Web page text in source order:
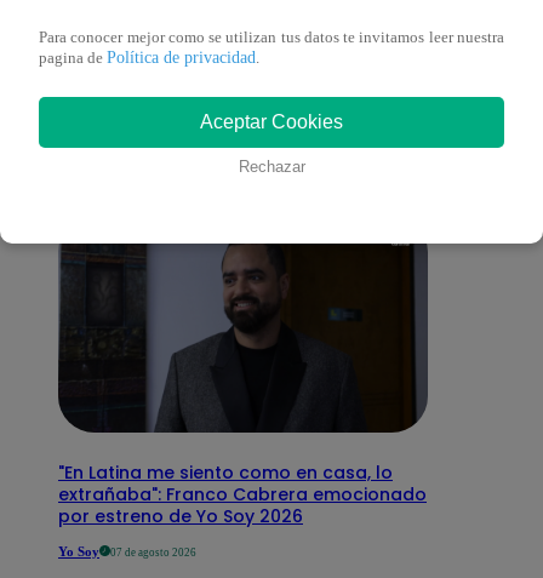
También te puede
interesar
"En Latina me siento como en casa, lo
extrañaba": Franco Cabrera emocionado
por estreno de Yo Soy 2026
Yo Soy 07 de agosto 2026
Para conocer mejor como se utilizan tus datos te invitamos leer nuestra
pagina de Política de privacidad
Aceptar Cookies
Rechazar